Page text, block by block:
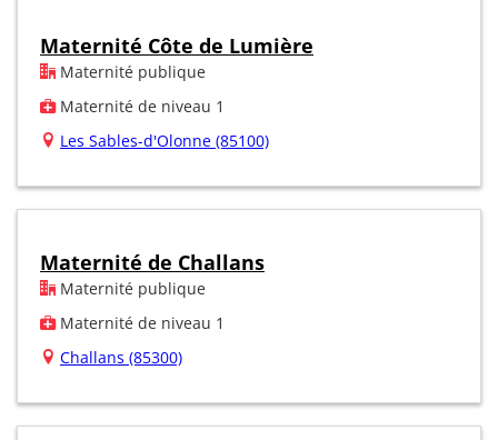
Maternité Côte de Lumière
Maternité publique
Maternité de niveau 1
Les Sables-d'Olonne (85100)
Maternité de Challans
Maternité publique
Maternité de niveau 1
Challans (85300)